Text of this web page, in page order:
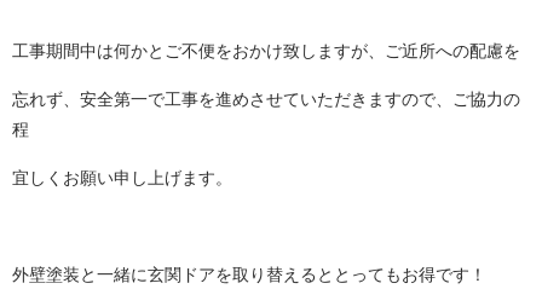
工事期間中は何かとご不便をおかけ致しますが、ご近所への配慮を
忘れず、安全第一で工事を進めさせていただきますので、ご協力の
程
宜しくお願い申し上げます。
外壁塗装と一緒に玄関ドアを取り替えるととってもお得です！